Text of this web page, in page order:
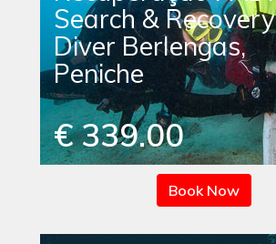
Search & Recovery
Diver Berlengas,
Peniche
€ 339.00
Book Now